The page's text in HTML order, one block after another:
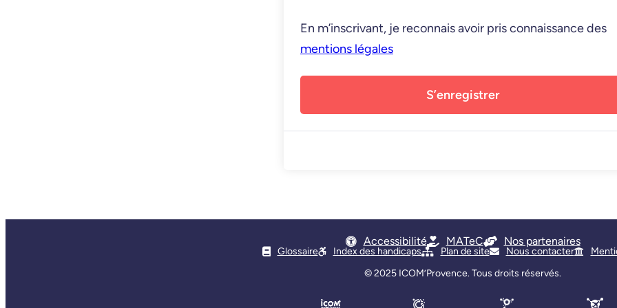
En m’inscrivant, je reconnais avoir pris connaissance des
mentions légales
S’enregistrer
Accessibilité MATeC Nos partenaires
Glossaire Index des handicaps Plan de site Nous contacter
© 2025 ICOM’Provence. Tous droits réservés.